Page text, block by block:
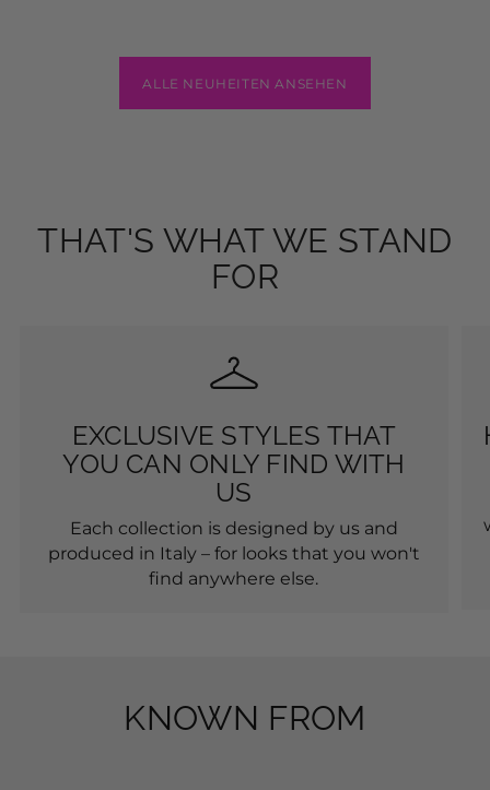
ALLE NEUHEITEN ANSEHEN
THAT'S WHAT WE STAND
FOR
EXCLUSIVE STYLES THAT
YOU CAN ONLY FIND WITH
US
Each collection is designed by us and
produced in Italy – for looks that you won't
find anywhere else.
KNOWN FROM